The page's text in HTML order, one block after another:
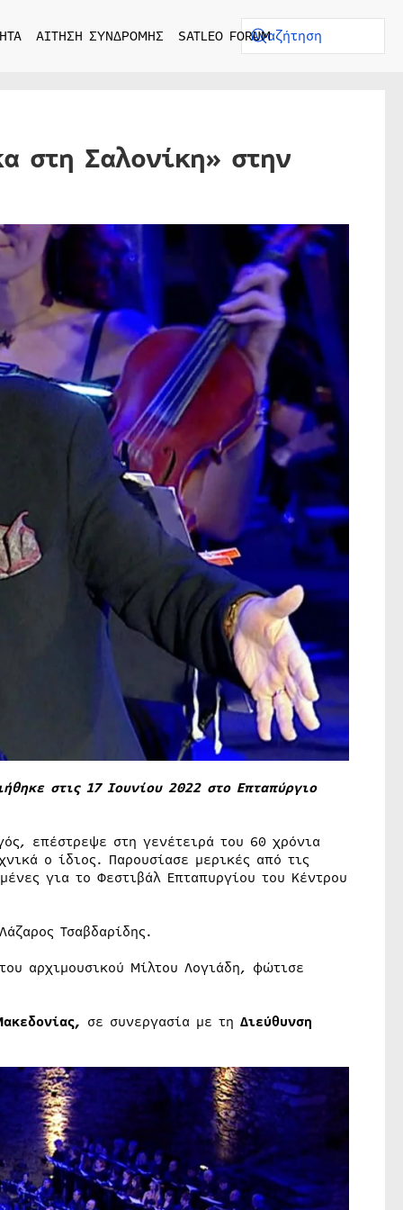
ΑΙΤΗΣΗ ΣΥΝΔΡΟΜΗΣ SATLEO FORUM
στη Σαλονίκη» στην
στις 17 Ιουνίου 2022 στο Επταπύργιο
επέστρεψε στη γενέτειρά του 60 χρόνια
ο ίδιος. Παρουσίασε μερικές από τις
για το Φεστιβάλ Επταπυργίου του Κέντρου
Τσαβδαρίδης.
αρχιμουσικού Μίλτου Λογιάδη, φώτισε
σε συνεργασία με τη Διεύθυνση